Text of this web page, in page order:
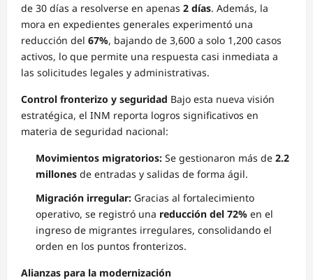
de 30 días a resolverse en apenas 2 días. Además, la
mora en expedientes generales experimentó una
reducción del 67%, bajando de 3,600 a solo 1,200 casos
activos, lo que permite una respuesta casi inmediata a
las solicitudes legales y administrativas.
Control fronterizo y seguridad Bajo esta nueva visión
estratégica, el INM reporta logros significativos en
materia de seguridad nacional:
Movimientos migratorios: Se gestionaron más de 2.2
millones de entradas y salidas de forma ágil.
Migración irregular: Gracias al fortalecimiento
operativo, se registró una reducción del 72% en el
ingreso de migrantes irregulares, consolidando el
orden en los puntos fronterizos.
Alianzas para la modernización